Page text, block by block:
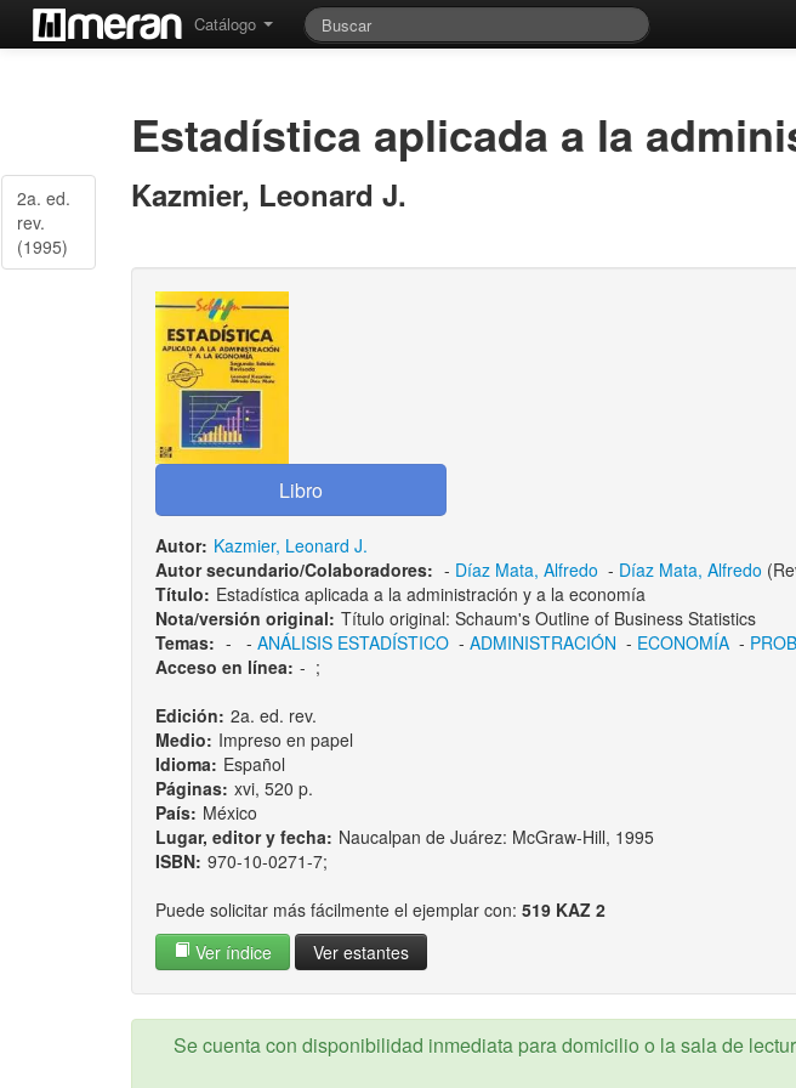
Catálogo
2a. ed.
rev.
(1995)
Estadística aplicada a la
Kazmier, Leonard J.
Autor: Kazmier, Leonard J.
Autor secundario/Colaboradores: - Díaz Mata, Alfredo - Díaz Mata, Alfredo
Título: Estadística aplicada a la administración y a la economía
Nota/versión original: Título original: Schaum's Outline of Business Statistics
Temas: - - ANÁLISIS ESTADÍSTICO- ADMINISTRACIÓN - ECONOMÍA-
Acceso en línea: - ;
Edición: 2a. ed. rev.
Medio: Impreso en papel
Idioma: Español
Páginas: xvi, 520 p.
País: México
Lugar, editor y fecha: Naucalpan de Juárez: McGraw-Hill, 1995
ISBN: 970-10-0271-7;
Puede solicitar más fácilmente el ejemplar con: 519 KAZ 2
Ver índice
Ver estantes
Se cuenta con disponibilidad inmediata para domicilio o la sala de